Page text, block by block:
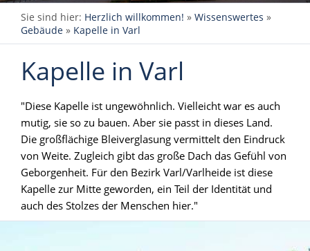
Sie sind hier: Herzlich willkommen! » Wissenswertes »
Gebäude » Kapelle in Varl
Kapelle in Varl
"Diese Kapelle ist ungewöhnlich. Vielleicht war es auch
mutig, sie so zu bauen. Aber sie passt in dieses Land.
Die großflächige Bleiverglasung vermittelt den Eindruck
von Weite. Zugleich gibt das große Dach das Gefühl von
Geborgenheit. Für den Bezirk Varl/Varlheide ist diese
Kapelle zur Mitte geworden, ein Teil der Identität und
auch des Stolzes der Menschen hier."